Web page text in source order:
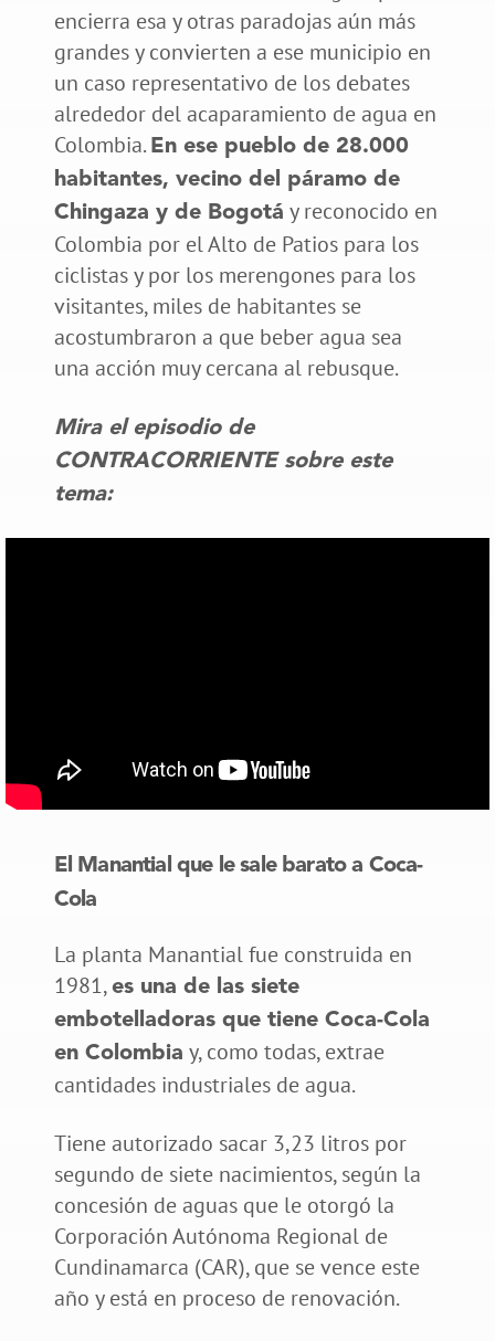
encierra esa y otras paradojas aún más
grandes y convierten a ese municipio en
un caso representativo de los debates
alrededor del acaparamiento de agua en
Colombia. En ese pueblo de 28.000
habitantes, vecino del páramo de
Chingaza y de Bogotá y reconocido en
Colombia por el Alto de Patios para los
ciclistas y por los merengones para los
visitantes, miles de habitantes se
acostumbraron a que beber agua sea
una acción muy cercana al rebusque.
Mira el episodio de
CONTRACORRIENTE sobre este
tema:
El Manantial que le sale barato a Coca-
Cola
La planta Manantial fue construida en
1981, es una de las siete
embotelladoras que tiene Coca-Cola
en Colombia y, como todas, extrae
cantidades industriales de agua.
Tiene autorizado sacar 3,23 litros por
segundo de siete nacimientos, según la
concesión de aguas que le otorgó la
Corporación Autónoma Regional de
Cundinamarca (CAR), que se vence este
año y está en proceso de renovación.